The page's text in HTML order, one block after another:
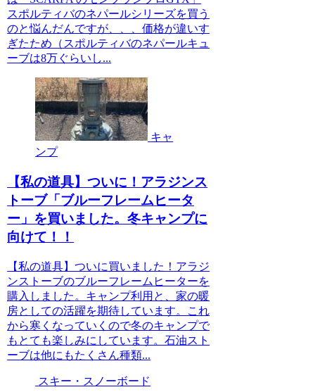
スポルティバのネパールシリーズを買う
のと悩んだんですが、、、価格が違いす
ぎたため（スポルティバのネパールキュ
ーブは8万ぐらいし...
キャ
ンプ
【私の道具】ついに！アラジンス
トーブ「ブルーフレームヒータ
ー」を買いました。冬キャンプに
向けて！！
【私の道具】ついに買いました！アラジ
ンストーブのブルーフレームヒーターを
購入しました。キャンプ利用と、家の暖
房としての活躍を期待しています。これ
から寒くなっていくので冬のキャンプで
もとても楽しみにしています。石油スト
ーブは他にもたくさん種類...
スキー・スノーボード